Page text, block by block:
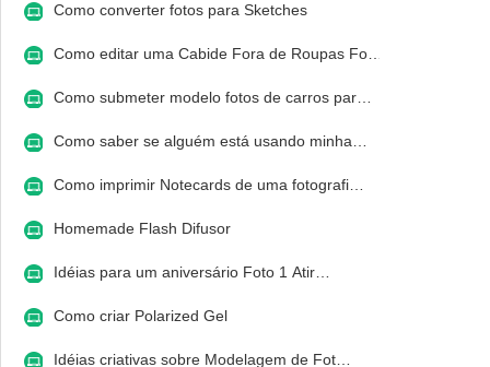
Como converter fotos para Sketches
Como editar uma Cabide Fora de Roupas Fo…
Como submeter modelo fotos de carros par…
Como saber se alguém está usando minha…
Como imprimir Notecards de uma fotografi…
Homemade Flash Difusor
Idéias para um aniversário Foto 1 Atir…
Como criar Polarized Gel
Idéias criativas sobre Modelagem de Fot…